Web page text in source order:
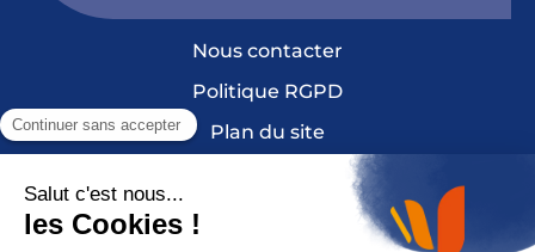
Nous contacter
Politique RGPD
Plan du site
Mentions légales et crédits